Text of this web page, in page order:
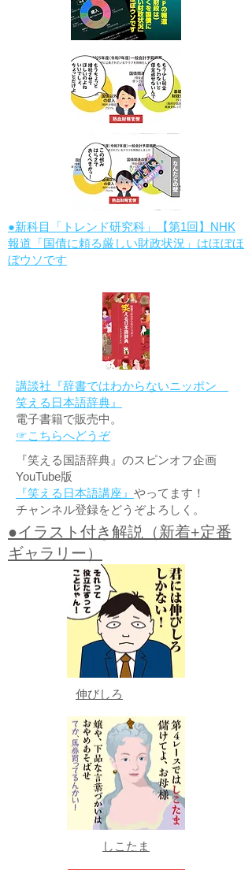
●新科目「トレンド研究科」【第1回】NHK
報道「国債に頼る厳しい財政状況」はほぼほ
ぼウソです
講談社『辞書ではわからないニッポン
笑える日本語辞典』
電子書籍で販売中。
☞こちらへどうぞ
『笑える国語辞典』のスピンオフ企画
YouTube版
『笑える日本語講座』 やってます！
チャンネル登録をどうぞよろしく。
●イラスト付き解説（新着+定番
ギャラリー）
伸びしろ
しこたま